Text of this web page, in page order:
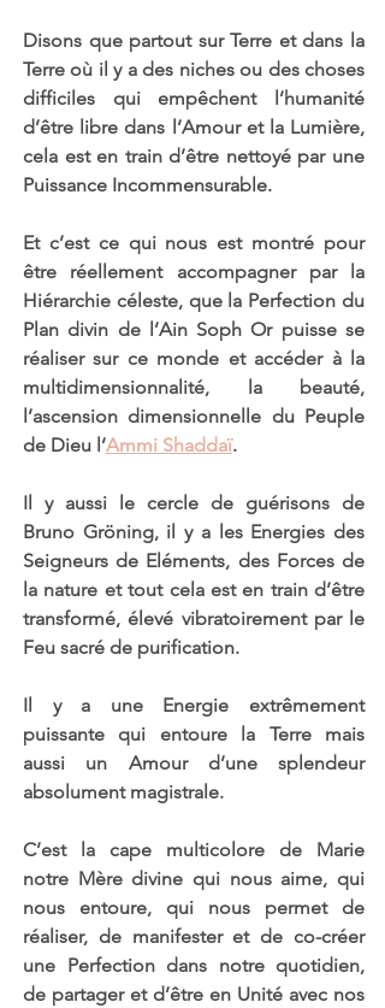
Disons que partout sur Terre et dans la
Terre où il y a des niches ou des choses
difficiles qui empêchent l’humanité
d’être libre dans l’Amour et la Lumière,
cela est en train d’être nettoyé par une
Puissance Incommensurable.
Et c’est ce qui nous est montré pour
être réellement accompagner par la
Hiérarchie céleste, que la Perfection du
Plan divin de l’Ain Soph Or puisse se
réaliser sur ce monde et accéder à la
multidimensionnalité, la beauté,
l’ascension dimensionnelle du Peuple
de Dieu l’Ammi Shaddaï.
Il y aussi le cercle de guérisons de
Bruno Gröning, il y a les Energies des
Seigneurs de Eléments, des Forces de
la nature et tout cela est en train d’être
transformé, élevé vibratoirement par le
Feu sacré de purification.
Il y a une Energie extrêmement
puissante qui entoure la Terre mais
aussi un Amour d’une splendeur
absolument magistrale.
C’est la cape multicolore de Marie
notre Mère divine qui nous aime, qui
nous entoure, qui nous permet de
réaliser, de manifester et de co-créer
une Perfection dans notre quotidien,
de partager et d’être en Unité avec nos